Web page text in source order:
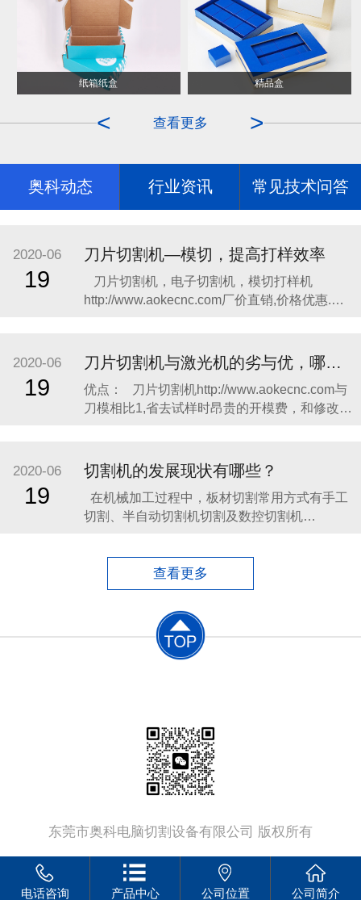
纸箱纸盒 精品盒
>
查看更多
<
ITO膜 OCA
奥科动态 行业资讯 常见技术问答
2020-06
19
刀片切割机—模切，提高打样效率
​​刀片切割机，电子切割机，模切打样机
http://www.aokecnc.com​厂价直销,价格优惠.奥
胶、柔性线路板、绝缘材料、特种胶粘带、光
学材料、薄膜按键开
2020-06
19
刀片切割机与激光机的劣与优，哪个更合适你?
​优点： 刀片切割机http://www.aokecnc.com与
刀模相比1,省去试样时昂贵的开模费，和修改试
月的开模费，便可购一台切割机了，这也是绘
图切割机迅速取代刀模打样的主要原因之一,传
统刀
2020-06
19
切割机的发展现状有哪些？
在机械加工过程中，板材切割常用方式有手工
切割、半自动切割机切割及数控切割机
费大、后续加工工作量大，同时劳动条件恶
劣，生产效率低。​半自动切割机中仿形切割
机，切割工件的质量较好，由
查看更多
东莞市奥科电脑切割设备有限公司 版权所有
电话咨询 产品中心 公司位置 公司简介